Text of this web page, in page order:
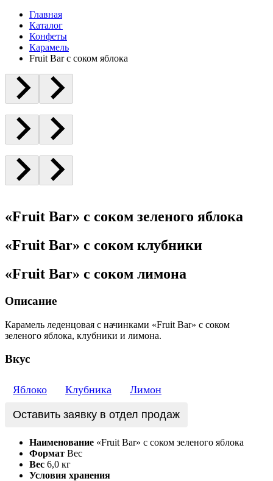
Главная
Каталог
Конфеты
Карамель
Fruit Bar с соком яблока
«Fruit Bar» с соком зеленого яблока
«Fruit Bar» с соком клубники
«Fruit Bar» с соком лимона
Описание
Карамель леденцовая с начинками «Fruit Bar» с соком
зеленого яблока, клубники и лимона.
Вкус
Яблоко Клубника Лимон
Оставить заявку в отдел продаж
Наименование «Fruit Bar» с соком зеленого яблока
Формат Вес
Вес 6,0 кг
Условия хранения